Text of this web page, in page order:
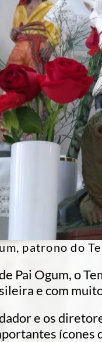
patrono do
Pai Ogum, o
e com
e os
ícones